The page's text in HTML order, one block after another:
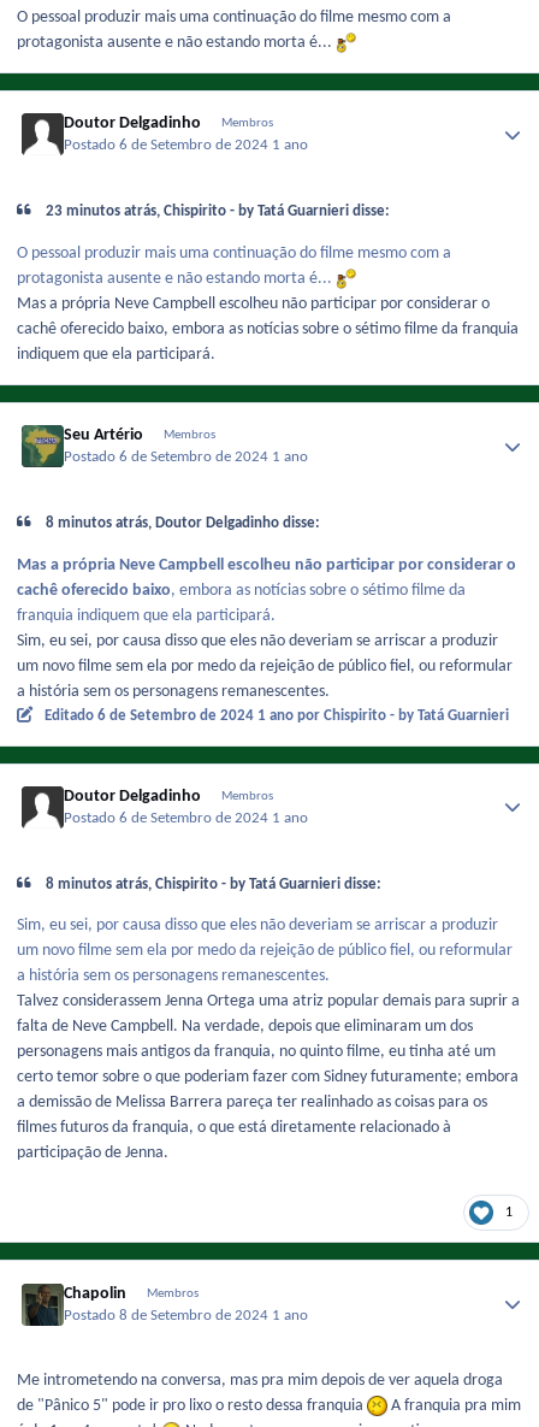
O pessoal produzir mais uma continuação do filme mesmo com a
protagonista ausente e não estando morta é...
Doutor Delgadinho Membros
Postado6 de Setembro de 2024 1 ano
23 minutos atrás, Chispirito - by Tatá Guarnieri disse:
O pessoal produzir mais uma continuação do filme mesmo com a
protagonista ausente e não estando morta é...
Mas a própria Neve Campbell escolheu não participar por considerar o
cachê oferecido baixo, embora as notícias sobre o sétimo filme da franquia
indiquem que ela participará.
Seu Artério Membros
Postado6 de Setembro de 2024 1 ano
8 minutos atrás, Doutor Delgadinho disse:
Mas a própria Neve Campbell escolheu não participar por considerar o
cachê oferecido baixo, embora as notícias sobre o sétimo filme da
franquia indiquem que ela participará.
Sim, eu sei, por causa disso que eles não deveriam se arriscar a produzir
um novo filme sem ela por medo da rejeição de público fiel, ou reformular
a história sem os personagens remanescentes.
Editado 6 de Setembro de 2024 1 ano por Chispirito - by Tatá Guarnieri
Doutor Delgadinho Membros
Postado6 de Setembro de 2024 1 ano
8 minutos atrás, Chispirito - by Tatá Guarnieri disse:
Sim, eu sei, por causa disso que eles não deveriam se arriscar a produzir
um novo filme sem ela por medo da rejeição de público fiel, ou reformular
a história sem os personagens remanescentes.
Talvez considerassem Jenna Ortega uma atriz popular demais para suprir a
falta de Neve Campbell. Na verdade, depois que eliminaram um dos
personagens mais antigos da franquia, no quinto filme, eu tinha até um
certo temor sobre o que poderiam fazer com Sidney futuramente; embora
a demissão de Melissa Barrera pareça ter realinhado as coisas para os
filmes futuros da franquia, o que está diretamente relacionado à
participação de Jenna.
1
Chapolin Membros
Postado8 de Setembro de 2024 1 ano
Me intrometendo na conversa, mas pra mim depois de ver aquela droga
de "Pânico 5" pode ir pro lixo o resto dessa franquia
A franquia pra mim